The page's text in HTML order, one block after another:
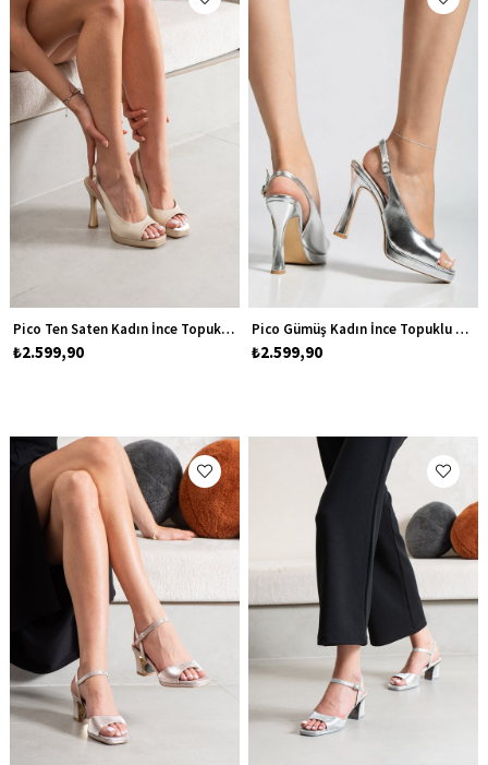
Pico Ten Saten Kadın İnce Topuklu Platform Abiye Ayakkabı
₺2.599,90
Pico Gümüş Kadın İnce Topuklu Platform Abiye Ayakkabı
₺2.599,90